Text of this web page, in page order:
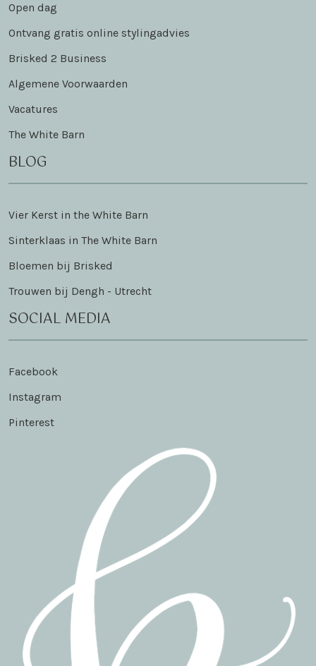
Open dag
Ontvang gratis online stylingadvies
Brisked 2 Business
Algemene Voorwaarden
Vacatures
The White Barn
BLOG
Vier Kerst in the White Barn
Sinterklaas in The White Barn
Bloemen bij Brisked
Trouwen bij Dengh - Utrecht
SOCIAL MEDIA
Facebook
Instagram
Pinterest